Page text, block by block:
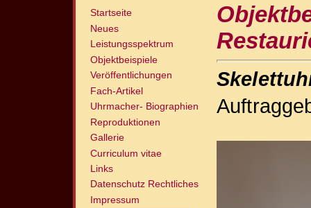
Startseite
Neues
Leistungsspektrum
Objektbeispiele
Veröffentlichungen
Fach-Artikel
Uhrmacher- Biographien
Reproduktionen
Gallerie
Curriculum vitae
Links
Datenschutz Rechtliches
Impressum